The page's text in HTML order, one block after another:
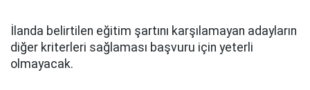
İlanda belirtilen eğitim şartını karşılamayan adayların
diğer kriterleri sağlaması başvuru için yeterli
olmayacak.